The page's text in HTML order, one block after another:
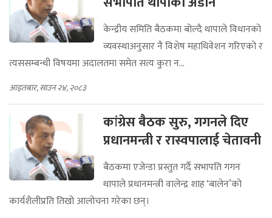
केन्द्रीय समिति बैठकमा बोल्दै थापाले विधानको
व्यवस्थाअनुसार नै विशेष महाधिवेशन गरिएको र
त्यससम्बन्धी विषयमा अदालतमा समेत सत्य कुरा न...
आइतबार, साउन २४, २०८३
कांग्रेस बैठक सुरु, गगनले दिए
प्रधानमन्त्री र रास्वपालाई चेतावनी
बैठकमा एजेन्डा प्रस्तुत गर्दै सभापति गगन
थापाले प्रधानमन्त्री वालेन्द्र शाह ‘बालेन’को
कार्यशैलीप्रति तिखो आलोचना गरेका छन्।